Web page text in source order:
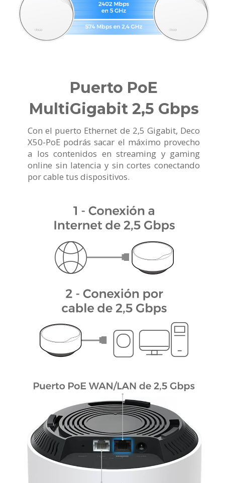
Puerto PoE
MultiGigabit 2,5 Gbps
Con el puerto Ethernet de 2,5 Gigabit, Deco
X50-PoE podrás sacar el máximo provecho
a los contenidos en streaming y gaming
online sin latencia y sin cortes conectando
por cable tus dispositivos.